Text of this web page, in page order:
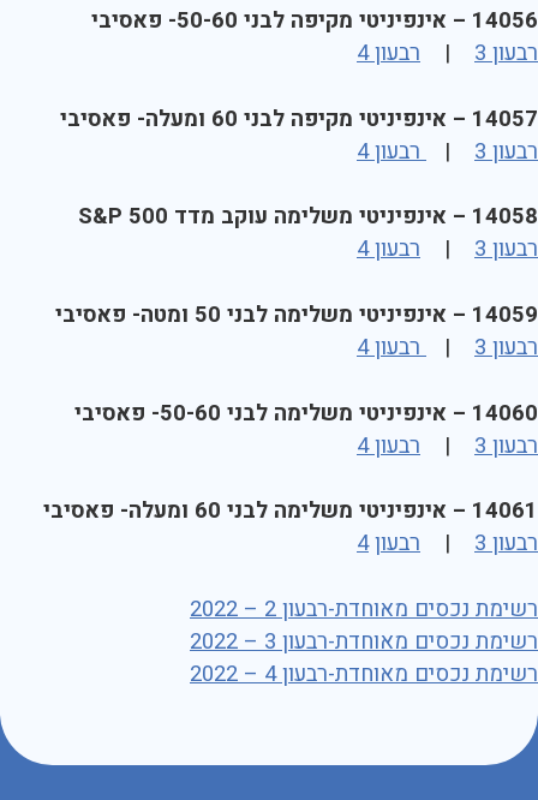
14056 – אינפיניטי מקיפה לבני 50-60- פאסיבי
רבעון 3
| רבעון 4
14057 – אינפיניטי מקיפה לבני 60 ומעלה- פאסיבי
רבעון 3
| רבעון 4
14058 – אינפיניטי משלימה עוקב מדד S&P 500
רבעון 3
| רבעון 4
14059 – אינפיניטי משלימה לבני 50 ומטה- פאסיבי
רבעון 3
| רבעון 4
14060 – אינפיניטי משלימה לבני 50-60- פאסיבי
רבעון 3
| רבעון 4
14061 – אינפיניטי משלימה לבני 60 ומעלה- פאסיבי
רבעון 3
| רבעון4
רשימת נכסים מאוחדת-רבעון 2 – 2022
רשימת נכסים מאוחדת-רבעון 3 – 2022
רשימת נכסים מאוחדת-רבעון 4 – 2022